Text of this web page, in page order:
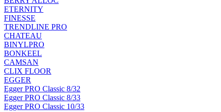
ETERNITY
FINESSE
TRENDLINE PRO
CHATEAU
BINYLPRO
BONKEEL
CAMSAN
CLIX FLOOR
EGGER
Egger PRO Classic 8/32
Egger PRO Classic 8/33
Egger PRO Classic 10/33